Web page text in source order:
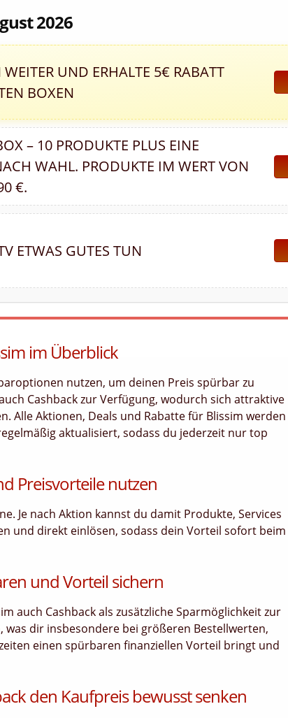
2026
WEITER UND ERHALTE 5€ RABATT
BOXEN
– 10 PRODUKTE PLUS EINE
WAHL. PRODUKTE IM WERT VON
€.
ETWAS GUTES TUN
im Überblick
nutzen, um deinen Preis spürbar zu
Cashback zur Verfügung, wodurch sich attraktive
Alle Aktionen, Deals und Rabatte für Blissim werden
aktualisiert, sodass du jederzeit nur top
Preisvorteile nutzen
Je nach Aktion kannst du damit Produkte, Services
und direkt einlösen, sodass dein Vorteil sofort beim
und Vorteil sichern
auch Cashback als zusätzliche Sparmöglichkeit zur
was dir insbesondere bei größeren Bestellwerten,
einen spürbaren finanziellen Vorteil bringt und
den Kaufpreis bewusst senken